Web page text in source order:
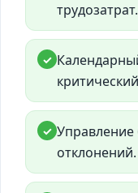
трудозатрат.
✓
✓
отклонений.